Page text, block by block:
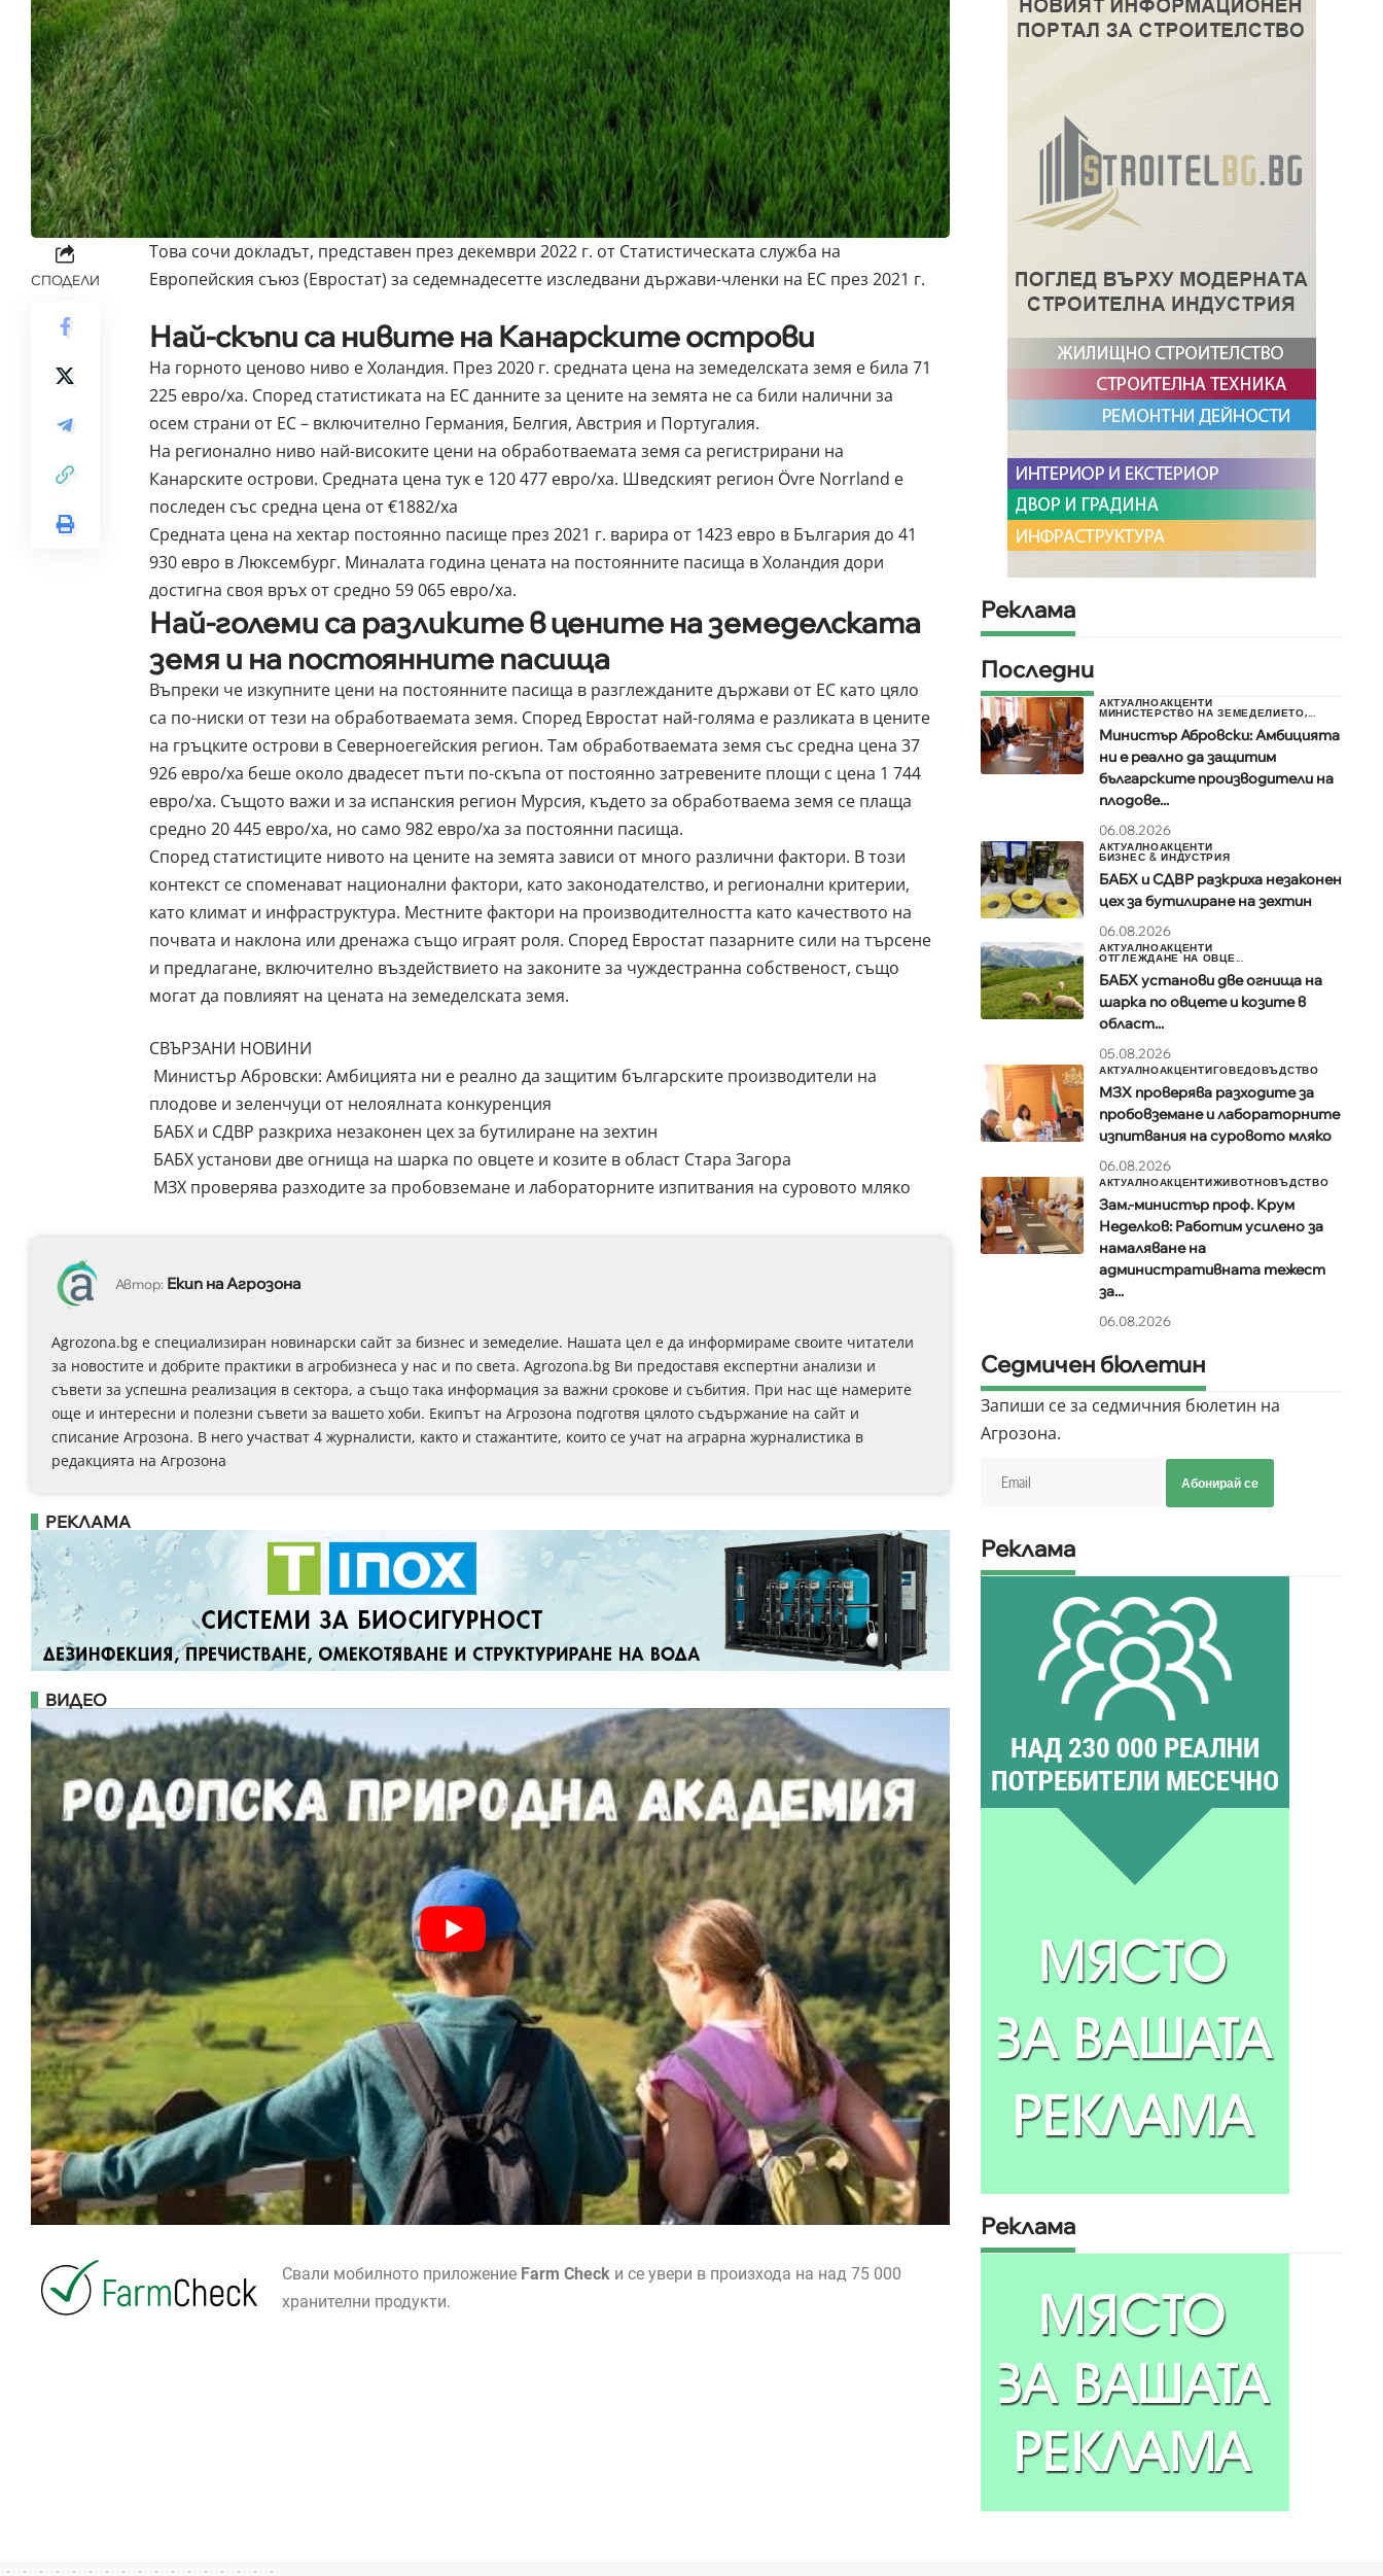
СПОДЕЛИ
Това сочи докладът, представен през декември 2022 г. от Статистическата служба на
Европейския съюз (Евростат) за седемнадесетте изследвани държави-членки на ЕС през 2021 г.
Най-скъпи са нивите на Канарските острови
На горното ценово ниво е Холандия. През 2020 г. средната цена на земеделската земя е била 71
225 евро/ха. Според статистиката на ЕС данните за цените на земята не са били налични за
осем страни от ЕС – включително Германия, Белгия, Австрия и Португалия.
На регионално ниво най-високите цени на обработваемата земя са регистрирани на
Канарските острови. Средната цена тук е 120 477 евро/ха. Шведският регион Övre Norrland е
последен със средна цена от €1882/ха
Средната цена на хектар постоянно пасище през 2021 г. варира от 1423 евро в България до 41
930 евро в Люксембург. Миналата година цената на постоянните пасища в Холандия дори
достигна своя връх от средно 59 065 евро/ха.
Най-големи са разликите в цените на земеделската
земя и на постоянните пасища
Въпреки че изкупните цени на постоянните пасища в разглежданите държави от ЕС като цяло
са по-ниски от тези на обработваемата земя. Според Евростат най-голяма е разликата в цените
на гръцките острови в Северноегейския регион. Там обработваемата земя със средна цена 37
926 евро/ха беше около двадесет пъти по-скъпа от постоянно затревените площи с цена 1 744
евро/ха. Същото важи и за испанския регион Мурсия, където за обработваема земя се плаща
средно 20 445 евро/ха, но само 982 евро/ха за постоянни пасища.
Според статистиците нивото на цените на земята зависи от много различни фактори. В този
контекст се споменават национални фактори, като законодателство, и регионални критерии,
като климат и инфраструктура. Местните фактори на производителността като качеството на
почвата и наклона или дренажа също играят роля. Според Евростат пазарните сили на търсене
и предлагане, включително въздействието на законите за чуждестранна собственост, също
могат да повлияят на цената на земеделската земя.
СВЪРЗАНИ НОВИНИ
Министър Абровски: Амбицията ни е реално да защитим българските производители на
плодове и зеленчуци от нелоялната конкуренция
БАБХ и СДВР разкриха незаконен цех за бутилиране на зехтин
БАБХ установи две огнища на шарка по овцете и козите в област Стара Загора
МЗХ проверява разходите за пробовземане и лабораторните изпитвания на суровото мляко
Автор: Екип на Агрозона
Agrozona.bg e специализиран новинарски сайт за бизнес и земеделие. Нашата цел е да информираме своите читатели
за новостите и добрите практики в агробизнеса у нас и по света. Agrozona.bg Ви предоставя експертни анализи и
съвети за успешна реализация в сектора, а също така информация за важни срокове и събития. При нас ще намерите
още и интересни и полезни съвети за вашето хоби. Екипът на Агрозона подготвя цялото съдържание на сайт и
списание Агрозона. В него участват 4 журналисти, както и стажантите, които се учат на аграрна журналистика в
редакцията на Агрозона
РЕКЛАМА
ВИДЕО
Свали мобилното приложение Farm Checkи се увери в произхода на над 75 000
хранителни продукти.
Реклама
Последни
АКТУАЛНОАКЦЕНТИ
МИНИСТЕРСТВО НА ЗЕМЕДЕЛИЕТО,...
Министър Абровски: Амбицията
ни е реално да защитим
българските производители на
плодове...
06.08.2026
АКТУАЛНОАКЦЕНТИ
БИЗНЕС & ИНДУСТРИЯ
БАБХ и СДВР разкриха незаконен
цех за бутилиране на зехтин
06.08.2026
АКТУАЛНОАКЦЕНТИ
ОТГЛЕЖДАНЕ НА ОВЦЕ...
БАБХ установи две огнища на
шарка по овцете и козите в
област...
05.08.2026
АКТУАЛНОАКЦЕНТИГОВЕДОВЪДСТВО
МЗХ проверява разходите за
пробовземане и лабораторните
изпитвания на суровото мляко
06.08.2026
АКТУАЛНОАКЦЕНТИЖИВОТНОВЪДСТВО
Зам.-министър проф. Крум
Неделков: Работим усилено за
намаляване на
административната тежест
за...
06.08.2026
Седмичен бюлетин
Запиши се за седмичния бюлетин на
Агрозона.
Абонирай се
Реклама
Реклама